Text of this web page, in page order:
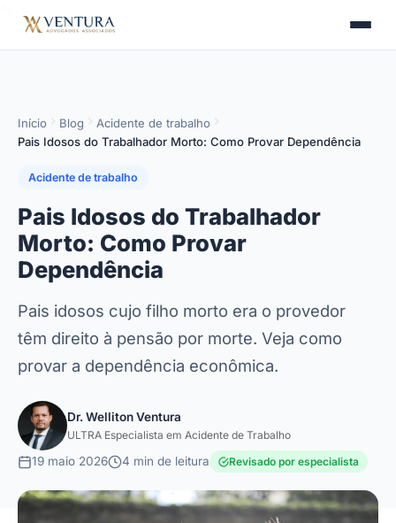
Início Blog
Acidente de trabalho
Pais Idosos do Trabalhador Morto: Como Provar Dependência
Acidente de trabalho
Pais Idosos do Trabalhador
Morto: Como Provar
Dependência
Pais idosos cujo filho morto era o provedor
têm direito à pensão por morte. Veja como
provar a dependência econômica.
Dr. Welliton Ventura
ULTRA Especialista em Acidente de Trabalho
19 maio 2026 4 min de leitura Revisado por especialista